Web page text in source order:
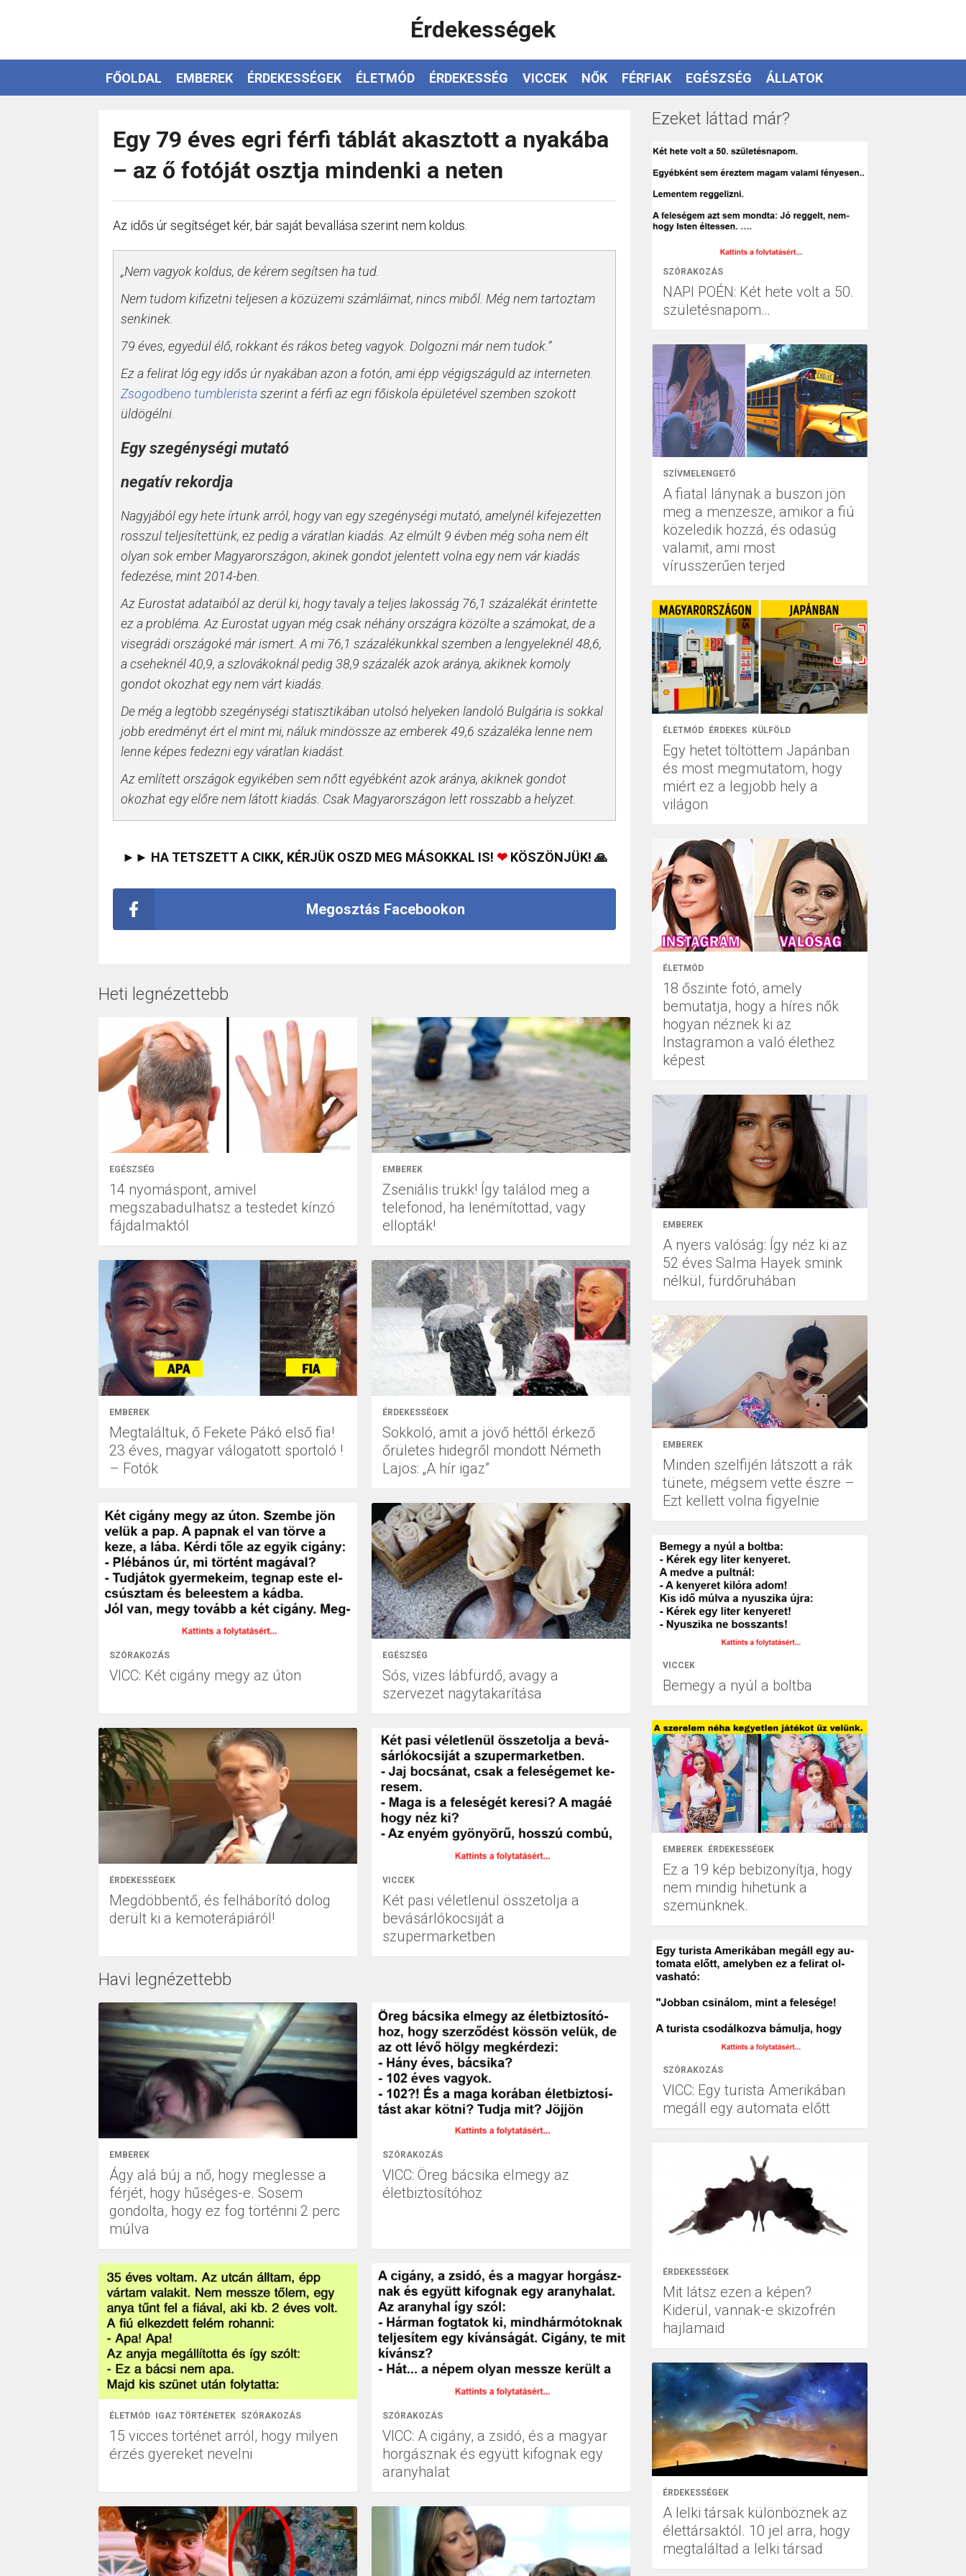
Érdekességek
FŐOLDAL EMBEREK ÉRDEKESSÉGEK ÉLETMÓD ÉRDEKESSÉG VICCEK NŐK FÉRFIAK EGÉSZSÉG ÁLLATOK
Egy 79 éves egri férfi táblát akasztott a nyakába
– az ő fotóját osztja mindenki a neten
Az idős úr segítséget kér, bár saját bevallása szerint nem koldus.
„Nem vagyok koldus, de kérem segítsen ha tud.
Nem tudom kifizetni teljesen a közüzemi számláimat, nincs miből. Még nem tartoztam
senkinek.
79 éves, egyedül élő, rokkant és rákos beteg vagyok. Dolgozni már nem tudok.”
Ez a felirat lóg egy idős úr nyakában azon a fotón, ami épp végigszáguld az interneten.
Zsogodbeno tumbleristaszerint a férfi az egri főiskola épületével szemben szokott
üldögélni.
Egy szegénységi mutató
negatív rekordja
Nagyjából egy hete írtunk arról, hogy van egy szegénységi mutató, amelynél kifejezetten
rosszul teljesítettünk, ez pedig a váratlan kiadás. Az elmúlt 9 évben még soha nem élt
olyan sok ember Magyarországon, akinek gondot jelentett volna egy nem vár kiadás
fedezése, mint 2014-ben.
Az Eurostat adataiból az derül ki, hogy tavaly a teljes lakosság 76,1 százalékát érintette
ez a probléma. Az Eurostat ugyan még csak néhány országra közölte a számokat, de a
visegrádi országoké már ismert. A mi 76,1 százalékunkkal szemben a lengyeleknél 48,6,
a cseheknél 40,9, a szlovákoknál pedig 38,9 százalék azok aránya, akiknek komoly
gondot okozhat egy nem várt kiadás.
De még a legtöbb szegénységi statisztikában utolsó helyeken landoló Bulgária is sokkal
jobb eredményt ért el mint mi, náluk mindössze az emberek 49,6 százaléka lenne nem
lenne képes fedezni egy váratlan kiadást.
Az említett országok egyikében sem nőtt egyébként azok aránya, akiknek gondot
okozhat egy előre nem látott kiadás. Csak Magyarországon lett rosszabb a helyzet.
►► HA TETSZETT A CIKK, KÉRJÜK OSZD MEG MÁSOKKAL IS! ❤KÖSZÖNJÜK! 🙏
Megosztás Facebookon
Heti legnézettebb
EGÉSZSÉG
14 nyomáspont, amivel
megszabadulhatsz a testedet kínzó
fájdalmaktól
EMBEREK
Zseniális trükk! Így találod meg a
telefonod, ha lenémítottad, vagy
ellopták!
EMBEREK
Megtaláltuk, ő Fekete Pákó első fia!
23 éves, magyar válogatott sportoló !
– Fotók
ÉRDEKESSÉGEK
Sokkoló, amit a jövő héttől érkező
őrületes hidegről mondott Németh
Lajos: „A hír igaz”
SZÓRAKOZÁS
VICC: Két cigány megy az úton
EGÉSZSÉG
Sós, vizes lábfürdő, avagy a
szervezet nagytakarítása
ÉRDEKESSÉGEK
Megdöbbentő, és felháborító dolog
derült ki a kemoterápiáról!
VICCEK
Két pasi véletlenül összetolja a
bevásárlókocsiját a
szupermarketben
Havi legnézettebb
EMBEREK
Ágy alá búj a nő, hogy meglesse a
férjét, hogy hűséges-e. Sosem
gondolta, hogy ez fog történni 2 perc
múlva
SZÓRAKOZÁS
VICC: Öreg bácsika elmegy az
életbiztosítóhoz
ÉLETMÓD IGAZ TÖRTÉNETEK SZÓRAKOZÁS
15 vicces történet arról, hogy milyen
érzés gyereket nevelni
SZÓRAKOZÁS
VICC: A cigány, a zsidó, és a magyar
horgásznak és együtt kifognak egy
aranyhalat
Ezeket láttad már?
SZÓRAKOZÁS
NAPI POÉN: Két hete volt a 50.
születésnapom…
SZÍVMELENGETŐ
A fiatal lánynak a buszon jön
meg a menzesze, amikor a fiú
közeledik hozzá, és odasúg
valamit, ami most
vírusszerűen terjed
ÉLETMÓD ÉRDEKES KÜLFÖLD
Egy hetet töltöttem Japánban
és most megmutatom, hogy
miért ez a legjobb hely a
világon
ÉLETMÓD
18 őszinte fotó, amely
bemutatja, hogy a híres nők
hogyan néznek ki az
Instagramon a való élethez
képest
EMBEREK
A nyers valóság: Így néz ki az
52 éves Salma Hayek smink
nélkül, fürdőruhában
EMBEREK
Minden szelfijén látszott a rák
tünete, mégsem vette észre –
Ezt kellett volna figyelnie
VICCEK
Bemegy a nyúl a boltba
EMBEREK ÉRDEKESSÉGEK
Ez a 19 kép bebizonyítja, hogy
nem mindig hihetünk a
szemünknek.
SZÓRAKOZÁS
VICC: Egy turista Amerikában
megáll egy automata előtt
ÉRDEKESSÉGEK
Mit látsz ezen a képen?
Kiderül, vannak-e skizofrén
hajlamaid
ÉRDEKESSÉGEK
A lelki társak különböznek az
élettársaktól. 10 jel arra, hogy
megtaláltad a lelki társad